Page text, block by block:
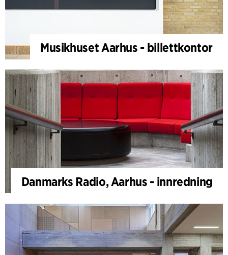
Musikhuset Aarhus - billettkontor
Danmarks Radio, Aarhus - innredning